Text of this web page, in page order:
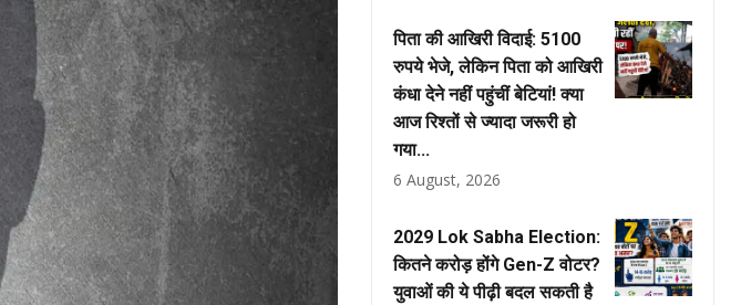
पिता की आखिरी विदाई: 5100
रुपये भेजे, लेकिन पिता को आखिरी
कंधा देने नहीं पहुंचीं बेटियां! क्या
आज रिश्तों से ज्यादा जरूरी हो
गया...
6 August, 2026
2029 Lok Sabha Election:
कितने करोड़ होंगे Gen-Z वोटर?
युवाओं की ये पीढ़ी बदल सकती है